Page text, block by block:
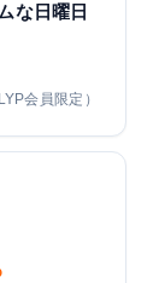
な日曜日
会員限定）